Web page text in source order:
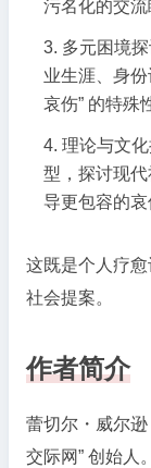
污名化的交流
多元困境
业生涯、身
哀伤” 的特殊
理论与文
型，探讨现
导更包容的哀
这既是个人疗
社会提案。
作者简介
蕾切尔・威尔
交际网” 创始人。